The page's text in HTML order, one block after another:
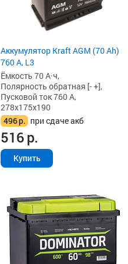
Аккумулятор Kraft AGM (70 Ah)
760 А, L3
Ёмкость 70 А·ч,
Полярность обратная [- +],
Пусковой ток 760 А,
278x175x190
496р. при сдаче акб
516р.
Купить